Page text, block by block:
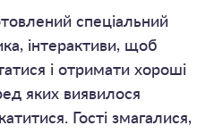
спеціальний
інтерактиви, щоб
і отримати хороші
яких виявилося
Гості змагалися,